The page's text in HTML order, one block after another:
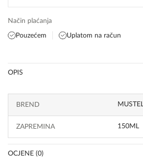
Način plaćanja
Pouzećem Uplatom na račun
OPIS
BREND
ZAPREMINA 150ML
OCJENE (0)